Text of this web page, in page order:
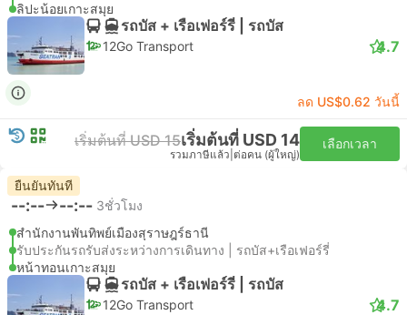
ลิปะน้อยเกาะสมุย
รถบัส + เรือเฟอร์รี่ | รถบัส
12Go Transport 4.7
ลด US$0.62 วันนี้
เริ่มต้นที่ USD 15เริ่มต้นที่ USD 14
รวมภาษีแล้ว ต่อคน (ผู้ใหญ่)
เลือกเวลา
ยืนยันทันที
--:-- --:-- 3ชั่วโมง
สำนักงานพันทิพย์เมืองสุราษฎร์ธานี
รับประกันรถรับส่งระหว่างการเดินทาง | รถบัส+เรือเฟอร์รี่
หน้าทอนเกาะสมุย
รถบัส + เรือเฟอร์รี่ | รถบัส
12Go Transport 4.7